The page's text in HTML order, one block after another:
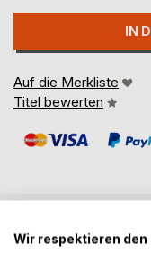
IN
Auf die Merkliste
Titel bewerten
BESCHREIBUNG
Wir respektieren